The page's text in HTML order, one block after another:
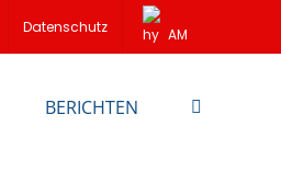
Datenschutz AM
BERICHTEN